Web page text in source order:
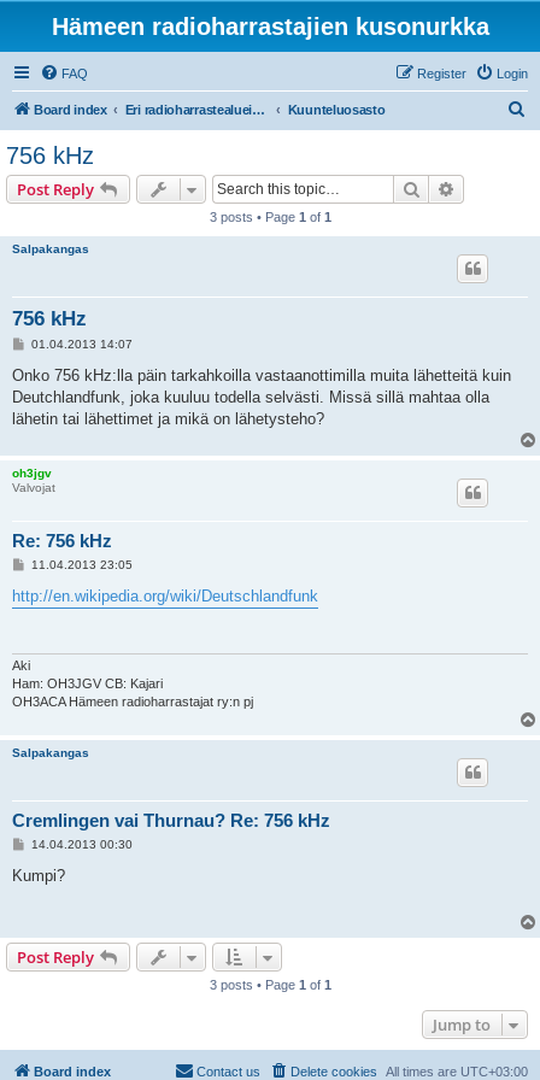
Hämeen radioharrastajien kusonurkka
FAQ Login
Register
Board index Eri radioharrastealueiden mukaiset osastot Kuunteluosasto
756 kHz
Post Reply Search
3 posts • Page 1 of 1
Salpakangas
756 kHz
P
s
01.04.2013 14:07
Onko 756 kHz:lla päin tarkahkoilla vastaanottimilla muita lähetteitä kuin
Deutchlandfunk, joka kuuluu todella selvästi. Missä sillä mahtaa olla
lähetin tai lähettimet ja mikä on lähetysteho?
oh3jgv
Valvojat
Re: 756 kHz
P
s
t
11.04.2013 23:05
http://en.wikipedia.org/wiki/Deutschlandfunk
Aki
Ham: OH3JGV CB: Kajari
OH3ACA Hämeen radioharrastajat ry:n pj
Salpakangas
Cremlingen vai Thurnau? Re: 756 kHz
P
s
14.04.2013 00:30
Kumpi?
Post Reply
3 posts • Page 1 of 1
Jump to
Board index All times are UTC+03:00
Delete cookies
Contact us